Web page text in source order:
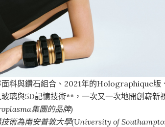
料與鑽石組合、2021年的Holographique
璃與5D記憶技術**，一次又一次地開創嶄新
集團的品牌)
術為南安普敦大學(University of